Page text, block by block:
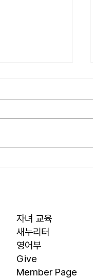
선교 8월 1일부
가 어스틴 늘푸
오후 3:45분경
자녀 교육
새누리터
영어부
Give
Member Page